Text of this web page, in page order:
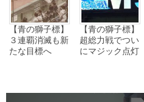
【青の獅子標】
３連覇消滅も新
たな目標へ
【青の獅子標】
超総力戦でつい
にマジック点灯